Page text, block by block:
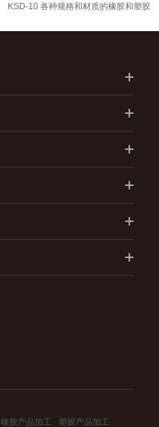
KSD-10 各种规格和材质的橡胶和塑胶
橡胶产品加工 塑胶产品加工